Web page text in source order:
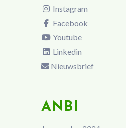
Instagram
Facebook
Youtube
Linkedin
Nieuwsbrief
ANBI